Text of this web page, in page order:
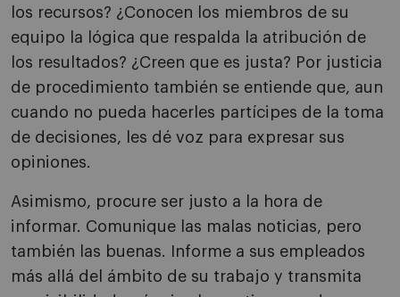
los recursos? ¿Conocen los miembros de su
equipo la lógica que respalda la atribución de
los resultados? ¿Creen que es justa? Por justicia
de procedimiento también se entiende que, aun
cuando no pueda hacerles partícipes de la toma
de decisiones, les dé voz para expresar sus
opiniones.
Asimismo, procure ser justo a la hora de
informar. Comunique las malas noticias, pero
también las buenas. Informe a sus empleados
más allá del ámbito de su trabajo y transmita